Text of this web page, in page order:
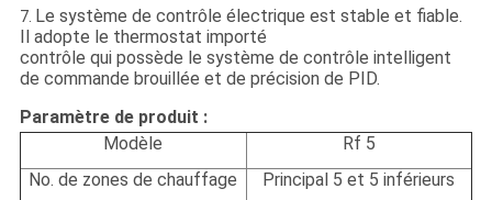
7. Le système de contrôle électrique est stable et fiable.
Il adopte le thermostat importé
contrôle qui possède le système de contrôle intelligent
de commande brouillée et de précision de PID.
Paramètre de produit :
Modèle
Rf 5
No. de zones de chauffage
Principal 5 et 5 inférieurs